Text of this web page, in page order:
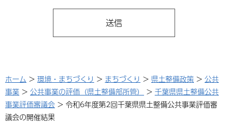
ホーム > 環境・まちづくり > まちづくり > 県土整備政策 > 公共
事業 > 公共事業の評価（県土整備部所管） > 千葉県県土整備公共
事業評価審議会 > 令和6年度第2回千葉県県土整備公共事業評価審
議会の開催結果